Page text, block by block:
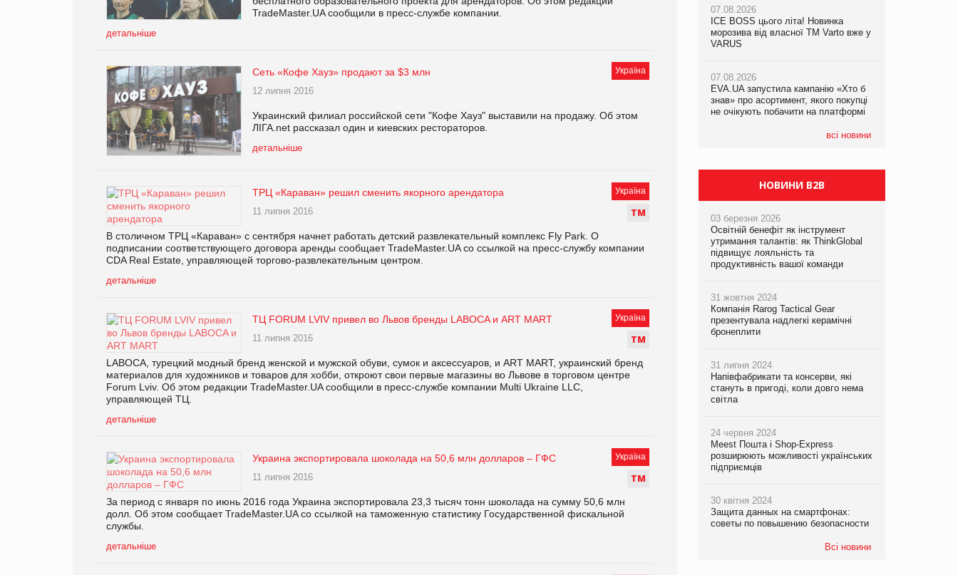
TradeMaster.UA сообщили в пресс-службе компании.
детальніше
Україна
Сеть «Кофе Хауз» продают за $3 млн
12 липня 2016
Украинский филиал российской сети "Кофе Хауз" выставили на продажу. Об этом
ЛІГА.net рассказал один и киевских рестораторов.
детальніше
Україна
ТМ
ТРЦ «Караван» решил сменить якорного арендатора
11 липня 2016
В столичном ТРЦ «Караван» с сентября начнет работать детский развлекательный комплекс Fly Park. О
подписании соответствующего договора аренды сообщает TradeMaster.UA со ссылкой на пресс-службу компании
CDA Real Estate, управляющей торгово-развлекательным центром.
детальніше
Україна
ТМ
ТЦ FORUM LVIV привел во Львов бренды LABOCA и ART MART
11 липня 2016
LABOCA, турецкий модный бренд женской и мужской обуви, сумок и аксессуаров, и ART MART, украинский бренд
материалов для художников и товаров для хобби, откроют свои первые магазины во Львове в торговом центре
Forum Lviv. Об этом редакции TradeMaster.UA сообщили в пресс-службе компании Multi Ukraine LLC,
управляющей ТЦ.
детальніше
Україна
ТМ
Украина экспортировала шоколада на 50,6 млн долларов – ГФC
11 липня 2016
За период с января по июнь 2016 года Украина экспортировала 23,3 тысяч тонн шоколада на сумму 50,6 млн
долл. Об этом сообщает TradeMaster.UA со ссылкой на таможенную статистику Государственной фискальной
службы.
детальніше
07.08.2026
ICE BOSS цього літа! Новинка
морозива від власної ТМ Varto вже у
VARUS
07.08.2026
EVA.UA запустила кампанію «Хто б
знав» про асортимент, якого покупці
не очікують побачити на платформі
всі новини
06.08.2026
Смачна новинка для хвостатих: у
VARUS з’явилися паучі Varto Paw
05.08.2026
Мережа супермаркетів VARUS купує
мережу магазинів формату
компанія налічуватиме 374 магазини
07.08.2026
Франція заборонила рекламні дзвінки
НОВИНИ B2B
03 березня 2026
Освітній бенефіт як інструмент
утримання талантів: як ThinkGlobal
підвищує лояльність та
продуктивність вашої команди
31 жовтня 2024
Компанія Rarog Tactical Gear
презентувала надлегкі керамічні
бронеплити
31 липня 2024
Напівфабрикати та консерви, які
стануть в пригоді, коли довго нема
світла
24 червня 2024
Meest Пошта і Shop-Express
розширюють можливості українських
підприємців
30 квітня 2024
Защита данных на смартфонах:
советы по повышению безопасности
Всі новини